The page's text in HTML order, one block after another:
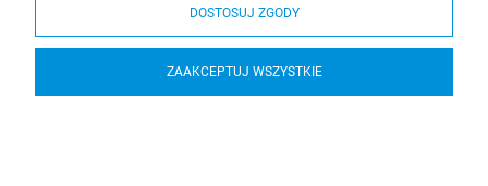
DOSTOSUJ ZGODY
ZAAKCEPTUJ WSZYSTKIE